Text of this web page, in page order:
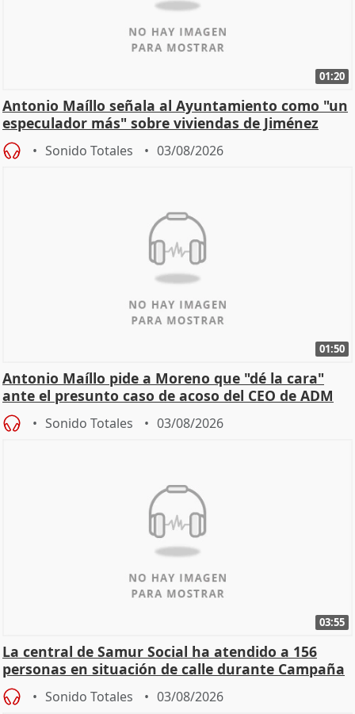
01:20
Antonio Maíllo señala al Ayuntamiento como "un
especulador más" sobre viviendas de Jiménez
Becerril
Sonido Totales 03/08/2026
01:50
Antonio Maíllo pide a Moreno que "dé la cara"
ante el presunto caso de acoso del CEO de ADM
Sonido Totales 03/08/2026
03:55
La central de Samur Social ha atendido a 156
personas en situación de calle durante Campaña
de Calor
Sonido Totales 03/08/2026